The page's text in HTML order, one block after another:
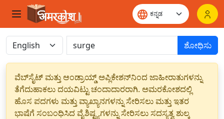
ಶೋಧಿಸು
ವೆಬ್‌ಸೈಟ್ ಮತ್ತು ಆಂಡ್ರಾಯ್ಡ್ ಅಪ್ಲಿಕೇಶನ್‌ನಿಂದ ಜಾಹೀರಾತುಗಳನ್ನು
ತೆಗೆದುಹಾಕಲು ದಯವಿಟ್ಟು ಚಂದಾದಾರರಾಗಿ. ಅಮರಕೋಶದಲ್ಲಿ
ಹೊಸ ಪದಗಳು ಮತ್ತು ವ್ಯಾಖ್ಯಾನಗಳನ್ನು ಸೇರಿಸಲು ಮತ್ತು ಇತರ
ಭಾಷೆಗೆ ಸಂಬಂಧಿಸಿದ ವೈಶಿಷ್ಟ್ಯಗಳನ್ನು ಸೇರಿಸಲು ಸದಸ್ಯತ್ವ ಶುಲ್ಕ